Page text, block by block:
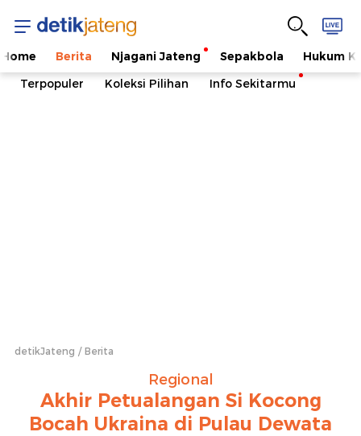
Home Berita Njagani Jateng Sepakbola
Hukum
Terpopuler
Koleksi Pilihan Info Sekitarmu
detikJateng Berita
Regional
Akhir Petualangan Si Kocong
Bocah Ukraina di Pulau Dewata